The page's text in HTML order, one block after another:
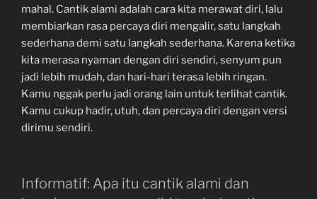
mahal. Cantik alami adalah cara kita merawat diri, lalu
membiarkan rasa percaya diri mengalir, satu langkah
sederhana demi satu langkah sederhana. Karena ketika
kita merasa nyaman dengan diri sendiri, senyum pun
jadi lebih mudah, dan hari-hari terasa lebih ringan.
Kamu nggak perlu jadi orang lain untuk terlihat cantik.
Kamu cukup hadir, utuh, dan percaya diri dengan versi
dirimu sendiri.
Informatif: Apa itu cantik alami dan